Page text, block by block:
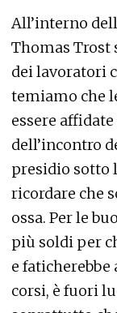
All’interno
Thomas Trost
dei lavoratori
temiamo che
essere
dell’incontro
presidio sotto
ricordare che
ossa. Per le
più soldi per
e
corsi, è fuori